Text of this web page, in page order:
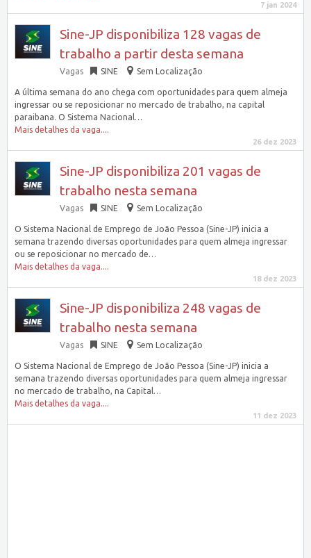
7 jan 2024
Sine-JP disponibiliza 128 vagas de
trabalho a partir desta semana
Vagas SINE Sem Localização
A última semana do ano chega com oportunidades para quem almeja
ingressar ou se reposicionar no mercado de trabalho, na capital
paraibana. O Sistema Nacional…
Mais detalhes da vaga....
26 dez 2023
Sine-JP disponibiliza 201 vagas de
trabalho nesta semana
Vagas SINE Sem Localização
O Sistema Nacional de Emprego de João Pessoa (Sine-JP) inicia a
semana trazendo diversas oportunidades para quem almeja ingressar
ou se reposicionar no mercado de…
Mais detalhes da vaga....
18 dez 2023
Sine-JP disponibiliza 248 vagas de
trabalho nesta semana
Vagas SINE Sem Localização
O Sistema Nacional de Emprego de João Pessoa (Sine-JP) inicia a
semana trazendo diversas oportunidades para quem almeja ingressar
no mercado de trabalho, na Capital…
Mais detalhes da vaga....
11 dez 2023